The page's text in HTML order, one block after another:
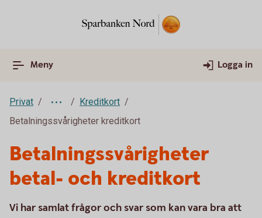
Meny Logga in
Privat
Kreditkort
Betalningssvårigheter kreditkort
Betalningssvårigheter
betal- och kreditkort
Vi har samlat frågor och svar som kan vara bra att